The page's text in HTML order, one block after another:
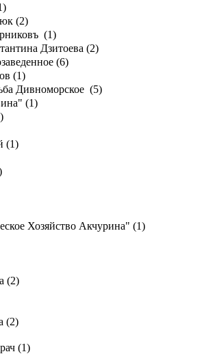
)
(2)
(1)
Дзитоева (2)
(6)
(1)
Дивноморское (5)
(1)
)
(1)
Хозяйство Акчурина" (1)
(2)
(2)
(1)